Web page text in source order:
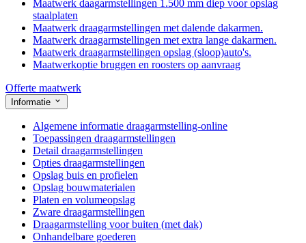
Maatwerk daagarmstellingen 1.500 mm diep voor opslag
staalplaten
Maatwerk draagarmstellingen met dalende dakarmen.
Maatwerk draagarmstellingen met extra lange dakarmen.
Maatwerk draagarmstellingen opslag (sloop)auto's.
Maatwerkoptie bruggen en roosters op aanvraag
Offerte maatwerk
Informatie
Algemene informatie draagarmstelling-online
Toepassingen draagarmstellingen
Detail draagarmstellingen
Opties draagarmstellingen
Opslag buis en profielen
Opslag bouwmaterialen
Platen en volumeopslag
Zware draagarmstellingen
Draagarmstelling voor buiten (met dak)
Onhandelbare goederen